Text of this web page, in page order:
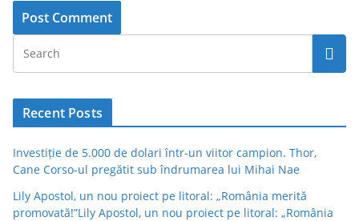
Recent Posts
Investiție de 5.000 de dolari într-un viitor campion. Thor,
Cane Corso-ul pregătit sub îndrumarea lui Mihai Nae
Lily Apostol, un nou proiect pe litoral: „România merită
promovată!”Lily Apostol, un nou proiect pe litoral: „România